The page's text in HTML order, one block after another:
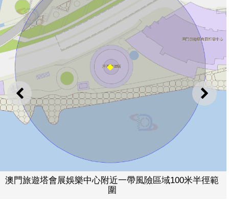
上一則 下一
澳門旅遊塔會展娛樂中心附近一帶風險區域100米半徑範
圍